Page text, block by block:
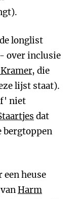
longlist
- over inclusie
, die
lijst staat).
niet
dat
bergtoppen
heuse
vanHarm